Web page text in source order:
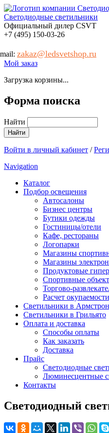
Светодиодные светильники
Официальный дилер CSVT
+7 (495) 150-03-26
zakaz@ledsvetshop.ru
Мой заказ
Загрузка корзины...
Форма поиска
Найти
Войти в личный кабинет /
Navigation
Каталог
Подбор освещения
Автосалоны
Бизнес центры
Бутики одежды
Гостиницы/отели
Кафе, рестораны
Логопарки
Магазины
Магазины
Продуктовые
Спортивные
Торгово-
Расчет
Светильники в
Светильники в Грильято
Оплата и доставка
Способы оплаты
Как заказать
Доставка
Прайс
Светодиодные
Люминесцентные
Контакты
Светодиодный